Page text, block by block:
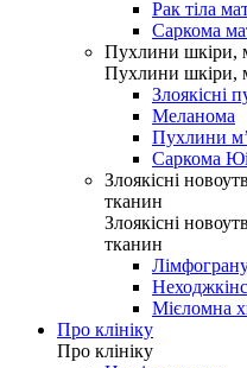
Рак тіла
Саркома
Пухлини шкіри,
Пухлини шкіри,
Злоякісні
Меланома
Пухлини
Саркома
Злоякісні
тканин
Злоякісні
тканин
Мієломна
Про клініку
Про клініку